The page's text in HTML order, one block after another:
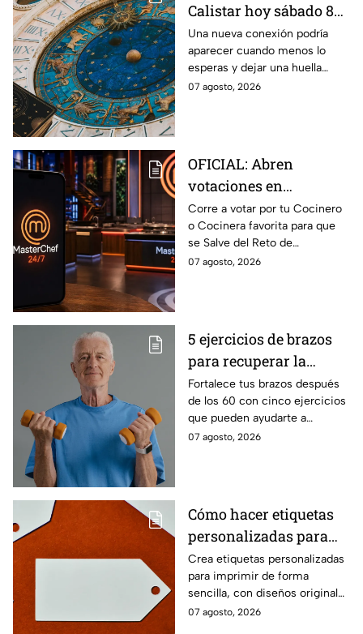
Calistar hoy sábado 8
de agosto del 2026 para
cada signo; una
conexión inesperada
podría transformar tus
Una nueva conexión podría
aparecer cuando menos lo
esperas y dejar una huella
importante.
07 agosto, 2026
OFICIAL: Abren
votaciones en
MasterChef 24/7 para
que salves a un
Cocinero del Reto de
Eliminación de este
Corre a votar por tu Cocinero
o Cocinera favorita para que
se Salve del Reto de
Eliminación de MasterChef
07 agosto, 2026
5 ejercicios de brazos
para recuperar la
fuerza después de los
60
Fortalece tus brazos después
de los 60 con cinco ejercicios
que pueden ayudarte a
recuperar fuerza, movilidad y
07 agosto, 2026
Cómo hacer etiquetas
personalizadas para
imprimir
Crea etiquetas personalizadas
para imprimir de forma
sencilla, con diseños originales
y detalles adaptados a tus
07 agosto, 2026